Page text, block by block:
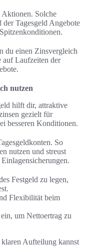
Solche
Tagesgeld Angebote
du einen Zinsvergleich
auf Laufzeiten der
nutzen
hilft dir, attraktive
gezielt für
besseren Konditionen.
So
nutzen und streust
Festgeld zu legen,
Flexibilität beim
um Nettoertrag zu
Aufteilung kannst